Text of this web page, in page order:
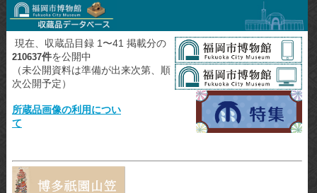
現在、収蔵品目録 1〜41 掲載分の
210637件を公開中
（未公開資料は準備が出来次第、順
次公開予定）
所蔵品画像の利用につい
て